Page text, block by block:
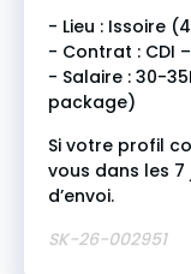
- Lieu : Issoire
- Contrat : CDI
- Salaire : 30-
package)
Si votre profil
vous dans les
d’envoi.
SK-26-002951